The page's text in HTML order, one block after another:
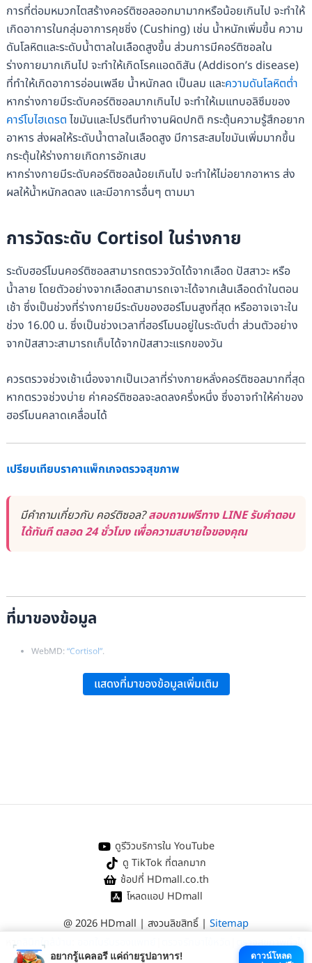
การที่ต่อมหมวกไตสร้างคอร์ติซอลออกมามากหรือน้อยเกินไป จะทำให้
เกิดอาการในกลุ่มอาการคุชชิ่ง (Cushing) เช่น น้ำหนักเพิ่มขึ้น ความ
ดันโลหิตและระดับน้ำตาลในเลือดสูงขึ้น ส่วนการมีคอร์ติซอลใน
ร่างกายมากเกินไป จะทำให้เกิดโรคแอดดิสัน (Addison’s disease)
ที่ทำให้เกิดอาการอ่อนเพลีย น้ำหนักลด เป็นลม และความดันโลหิตต่ำ
หากร่างกายมีระดับคอร์ติซอลมากเกินไป จะทำให้เมแทบอลิซึมของ
คาร์โบไฮเดรต ไขมันและโปรตีนทำงานผิดปกติ กระตุ้นความรู้สึกอยาก
อาหาร ส่งผลให้ระดับน้ำตาลในเลือดสูง มีการสะสมไขมันเพิ่มมากขึ้น
กระตุ้นให้ร่างกายเกิดการอักเสบ
หากร่างกายมีระดับคอร์ติซอลน้อยเกินไป จะทำให้ไม่อยากอาหาร ส่ง
ผลให้น้ำหนักลดลง และมีอาการอื่นๆ ตามมา
การวัดระดับ Cortisol ในร่างกาย
ระดับฮอร์โมนคอร์ติซอลสามารถตรวจวัดได้จากเลือด ปัสสาวะ หรือ
น้ำลาย โดยตัวอย่างจากเลือดสามารถเจาะได้จากเส้นเลือดดำในตอน
เช้า ซึ่งเป็นช่วงที่ร่างกายมีระดับของฮอร์โมนสูงที่สุด หรืออาจเจาะใน
ช่วง 16.00 น. ซึ่งเป็นช่วงเวลาที่ฮอร์โมนอยู่ในระดับต่ำ ส่วนตัวอย่าง
จากปัสสาวะสามารถเก็บได้จากปัสสาวะแรกของวัน
ควรตรวจช่วงเช้าเนื่องจากเป็นเวลาที่ร่างกายหลั่งคอร์ติซอลมากที่สุด
หากตรวจช่วงบ่าย ค่าคอร์ติซอลจะลดลงครึ่งหนึ่ง ซึ่งอาจทำให้ค่าของ
ฮอร์โมนคลาดเคลื่อนได้
เปรียบเทียบราคาแพ็กเกจตรวจสุขภาพ
มีคำถามเกี่ยวกับ คอร์ติซอล?สอบถามฟรีทาง LINE รับคำตอบ
ได้ทันที ตลอด 24 ชั่วโมง เพื่อความสบายใจของคุณ
ที่มาของข้อมูล
WebMD: “Cortisol”.
แสดงที่มาของข้อมูลเพิ่มเติม
ดูรีวิวบริการใน YouTube
ดู TikTok ที่ตลกมาก
ช้อปที่ HDmall.co.th
โหลดแอป HDmall
@ 2026 HDmall | สงวนลิขสิทธิ์ | Sitemap
หาคลินิกใกล้บ้าน ตรวจสุขภาพทั่วไป
อยากรู้แคลอรี แค่ถ่ายรูปอาหาร!
ดาวน์โหลด